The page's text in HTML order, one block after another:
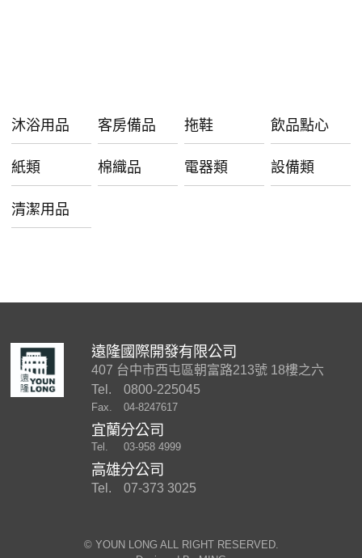
沐浴用品 客房備品 拖鞋 飲品點心
紙類 棉織品 電器類 設備類
清潔用品
遠隆國際開發有限公司
407 台中市西屯區朝富路213號 18樓之六
Tel.
0800-225045
Fax. 04-8247617
宜蘭分公司
Tel. 03-958 4999
高雄分公司
Tel. 07-373 3025
©︎ YOUN LONG ALL RIGHT RESERVED.